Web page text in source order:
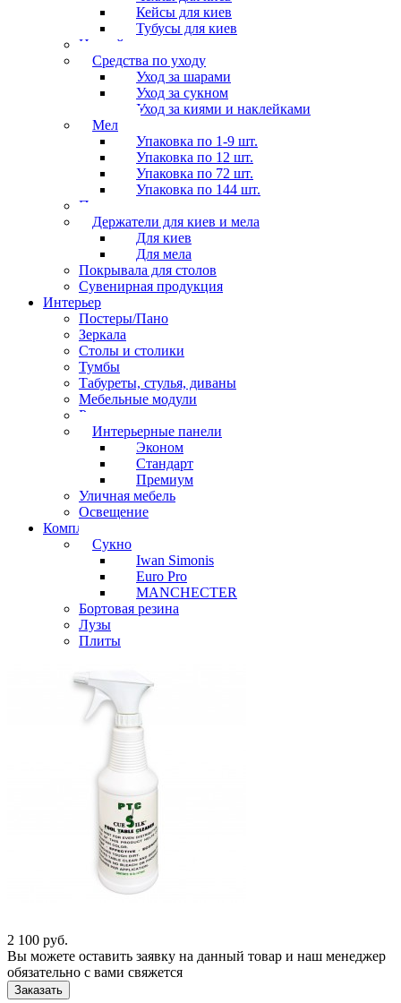
Кейсы для киев
Тубусы для киев
Наклейки
Средства по уходу
Уход за шарами
Уход за сукном
Уход за киями и наклейками
Мел
Упаковка по 1-9 шт.
Упаковка по 12 шт.
Упаковка по 72 шт.
Упаковка по 144 шт.
Перчатки
Держатели для киев и мела
Для киев
Для мела
Покрывала для столов
Сувенирная продукция
Интерьер
Постеры/Пано
Зеркала
Столы и столики
Тумбы
Табуреты, стулья, диваны
Мебельные модули
Рамы под картины
Интерьерные панели
Эконом
Стандарт
Премиум
Уличная мебель
Освещение
Комплектующие
Сукно
Iwan Simonis
Euro Pro
MANCHECTER
Бортовая резина
Лузы
Плиты
2 100 руб.
Вы можете оставить заявку на данный товар и наш менеджер
обязательно с вами свяжется
Заказать